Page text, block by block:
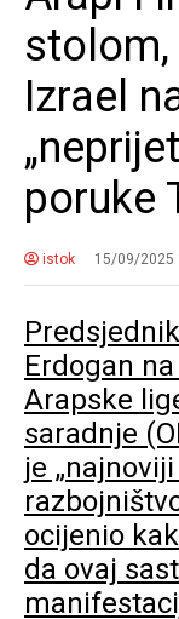
stolom,
Izrael
poruke
istok 15/09/2025
Erdogan
Arapske
saradnje
je
ocijenio
da ovaj